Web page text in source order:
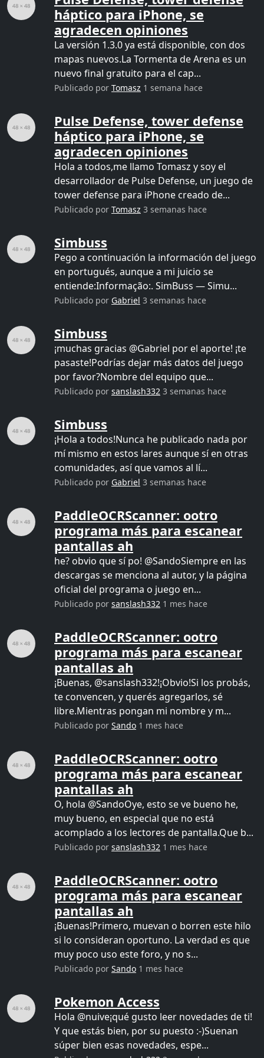
háptico para iPhone, se
agradecen opiniones
La versión 1.3.0 ya está disponible, con dos
mapas nuevos.La Tormenta de Arena es un
nuevo final gratuito para el cap...
Publicado por Tomasz 1 semana hace
Pulse Defense, tower defense
háptico para iPhone, se
agradecen opiniones
Hola a todos,me llamo Tomasz y soy el
desarrollador de Pulse Defense, un juego de
tower defense para iPhone creado de...
Publicado por Tomasz 3 semanas hace
Simbuss
Pego a continuación la información del juego
en portugués, aunque a mi juicio se
entiende:Informação:. SimBuss — Simu...
Publicado por Gabriel 3 semanas hace
Simbuss
¡muchas gracias @Gabriel por el aporte! ¡te
pasaste!Podrías dejar más datos del juego
por favor?Nombre del equipo que...
Publicado por sanslash332 3 semanas hace
Simbuss
¡Hola a todos!Nunca he publicado nada por
mí mismo en estos lares aunque sí en otras
comunidades, así que vamos al lí...
Publicado por Gabriel 3 semanas hace
PaddleOCRScanner: ootro
programa más para escanear
pantallas ah
he? obvio que sí po! @SandoSiempre en las
descargas se menciona al autor, y la página
oficial del programa o juego en...
Publicado por sanslash332 1 mes hace
PaddleOCRScanner: ootro
programa más para escanear
pantallas ah
¡Buenas, @sanslash332!¡Obvio!Si los probás,
te convencen, y querés agregarlos, sé
libre.Mientras pongan mi nombre y m...
Publicado por Sando 1 mes hace
PaddleOCRScanner: ootro
programa más para escanear
pantallas ah
O, hola @SandoOye, esto se ve bueno he,
muy bueno, en especial que no está
acomplado a los lectores de pantalla.Que b...
Publicado por sanslash332 1 mes hace
PaddleOCRScanner: ootro
programa más para escanear
pantallas ah
¡Buenas!Primero, muevan o borren este hilo
si lo consideran oportuno. La verdad es que
muy poco uso este foro, y no s...
Publicado por Sando 1 mes hace
Pokemon Access
Hola @nuive¡qué gusto leer novedades de ti!
Y que estás bien, por su puesto :-)Suenan
súper bien esas novedades, espe...